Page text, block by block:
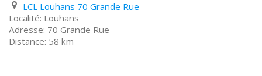
LCL Louhans 70 Grande Rue
Louhans
70 Grande Rue
58 km